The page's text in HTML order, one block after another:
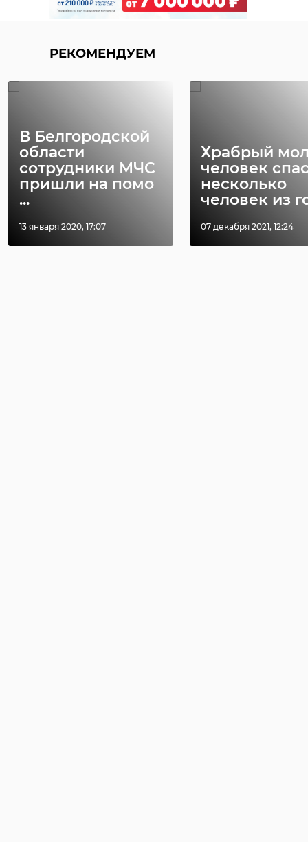
РЕКОМЕНДУЕМ
В Белгородской
области
сотрудники МЧС
пришли на помо
...
13 января 2020, 17:07
Храбрый
человек
несколько
человек из
07 декабря 2021, 12:24